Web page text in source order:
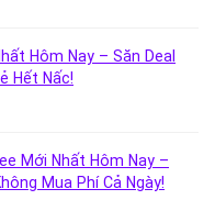
Hôm Nay – Săn Deal
Hết Nấc!
Mới Nhất Hôm Nay –
Mua Phí Cả Ngày!